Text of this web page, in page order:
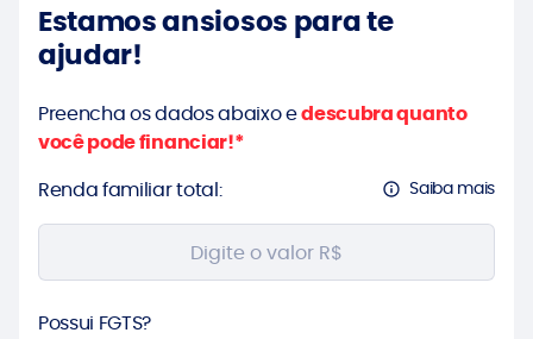
Estamos ansiosos para te
ajudar!
Preencha os dados abaixo edescubra quanto
você pode financiar!*
Renda familiar total:
Saiba mais
Possui FGTS?